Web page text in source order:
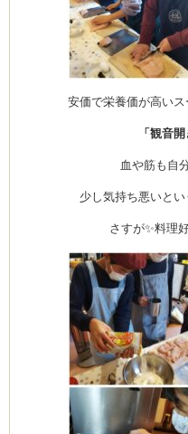
安価で栄養価が高い
「観音
血や筋も自
少し気持ち悪いとい
さすが✨料理